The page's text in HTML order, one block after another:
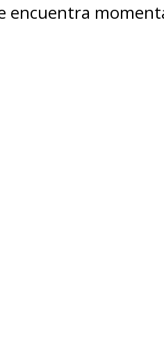
encuentra